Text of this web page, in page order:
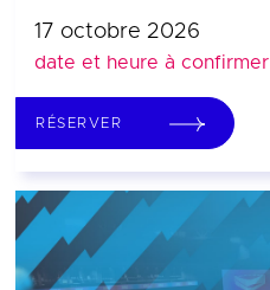
17 octobre 2026
date et heure à confirmer
RÉSERVER